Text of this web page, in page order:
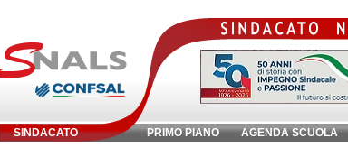
SINDACATO PRIMO PIANO AGENDA SCUOLA